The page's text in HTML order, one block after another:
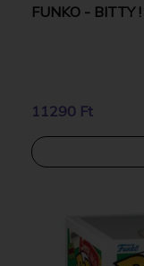
FUNKO - BITTY
11290 Ft